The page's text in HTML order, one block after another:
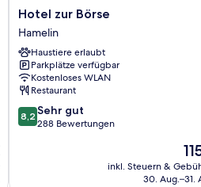
Hotel
zur
Börse
Hamelin
Hotel zur Börse
Hamelin
Haustiere erlaubt
Parkplätze verfügbar
Kostenloses WLAN
Restaurant
8.2
von
8,2 Sehr gut
288 Bewertungen
Der
inkl. Steuern &
30. Aug.–31.